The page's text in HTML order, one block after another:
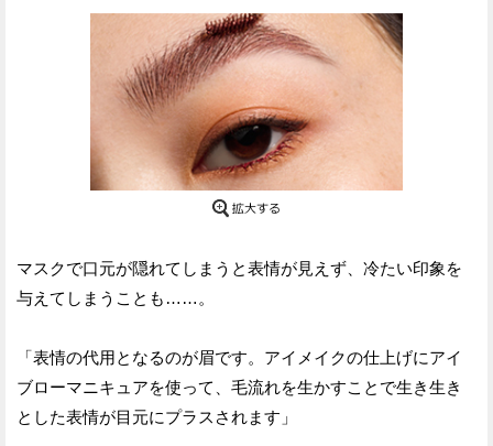
マスクで口元が隠れてしまうと表情が見えず、冷たい印象を
与えてしまうことも……。
「表情の代用となるのが眉です。アイメイクの仕上げにアイ
ブローマニキュアを使って、毛流れを生かすことで生き生き
とした表情が目元にプラスされます」